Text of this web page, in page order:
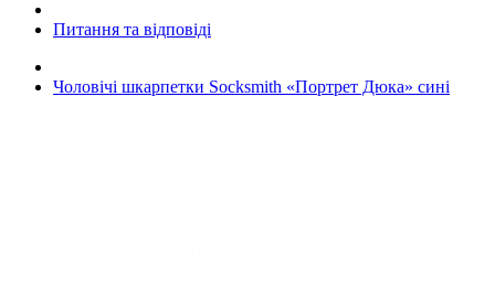
Питання та відповіді
Чоловічі шкарпетки Socksmith «Портрет Дюка» сині